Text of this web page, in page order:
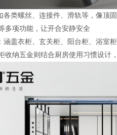
各类螺丝、连接件、滑轨等，像顶
多项功能，让开合安静安全
涵盖衣柜、玄关柜、阳台柜、浴室
收纳五金则结合厨房使用习惯设计